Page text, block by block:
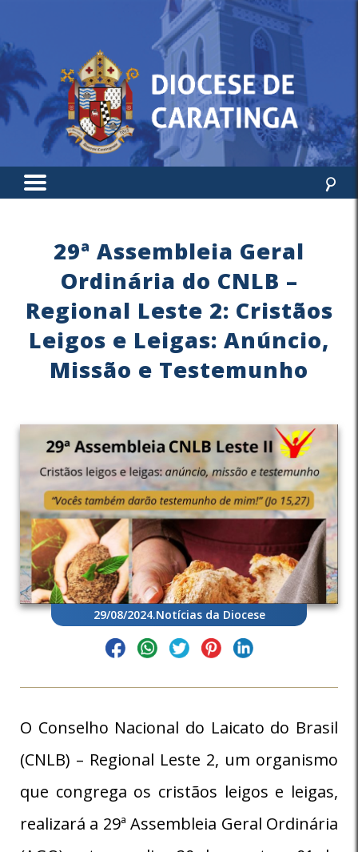
29ª Assembleia Geral
Ordinária do CNLB –
Regional Leste 2: Cristãos
Leigos e Leigas: Anúncio,
Missão e Testemunho
29/08/2024.Notícias da Diocese
O Conselho Nacional do Laicato do Brasil
(CNLB) – Regional Leste 2, um organismo
que congrega os cristãos leigos e leigas,
realizará a 29ª Assembleia Geral Ordinária